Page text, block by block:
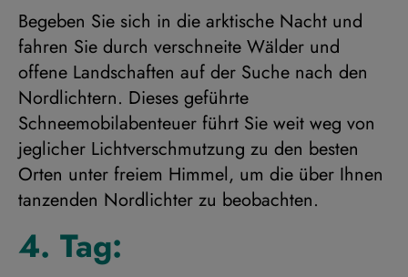
Begeben Sie sich in die arktische Nacht und
fahren Sie durch verschneite Wälder und
offene Landschaften auf der Suche nach den
Nordlichtern. Dieses geführte
Schneemobilabenteuer führt Sie weit weg von
jeglicher Lichtverschmutzung zu den besten
Orten unter freiem Himmel, um die über Ihnen
tanzenden Nordlichter zu beobachten.
4. Tag: